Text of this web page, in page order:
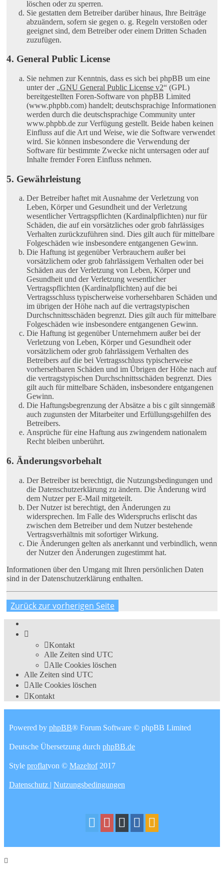
löschen oder zu sperren.
Sie gestatten dem Betreiber darüber hinaus, Ihre Beiträge
abzuändern, sofern sie gegen o. g. Regeln verstoßen oder
geeignet sind, dem Betreiber oder einem Dritten Schaden
zuzufügen.
4. General Public License
Sie nehmen zur Kenntnis, dass es sich bei phpBB um eine
unter der „GNU General Public License v2“ (GPL)
bereitgestellten Foren-Software von phpBB Limited
(www.phpbb.com) handelt; deutschsprachige Informationen
werden durch die deutschsprachige Community unter
www.phpbb.de zur Verfügung gestellt. Beide haben keinen
Einfluss auf die Art und Weise, wie die Software verwendet
wird. Sie können insbesondere die Verwendung der
Software für bestimmte Zwecke nicht untersagen oder auf
Inhalte fremder Foren Einfluss nehmen.
5. Gewährleistung
Der Betreiber haftet mit Ausnahme der Verletzung von
Leben, Körper und Gesundheit und der Verletzung
wesentlicher Vertragspflichten (Kardinalpflichten) nur für
Schäden, die auf ein vorsätzliches oder grob fahrlässiges
Verhalten zurückzuführen sind. Dies gilt auch für mittelbare
Folgeschäden wie insbesondere entgangenen Gewinn.
Die Haftung ist gegenüber Verbrauchern außer bei
vorsätzlichem oder grob fahrlässigem Verhalten oder bei
Schäden aus der Verletzung von Leben, Körper und
Gesundheit und der Verletzung wesentlicher
Vertragspflichten (Kardinalpflichten) auf die bei
Vertragsschluss typischerweise vorhersehbaren Schäden und
im übrigen der Höhe nach auf die vertragstypischen
Durchschnittsschäden begrenzt. Dies gilt auch für mittelbare
Folgeschäden wie insbesondere entgangenen Gewinn.
Die Haftung ist gegenüber Unternehmern außer bei der
Verletzung von Leben, Körper und Gesundheit oder
vorsätzlichem oder grob fahrlässigem Verhalten des
Betreibers auf die bei Vertragsschluss typischerweise
vorhersehbaren Schäden und im Übrigen der Höhe nach auf
die vertragstypischen Durchschnittsschäden begrenzt. Dies
gilt auch für mittelbare Schäden, insbesondere entgangenen
Gewinn.
Die Haftungsbegrenzung der Absätze a bis c gilt sinngemäß
auch zugunsten der Mitarbeiter und Erfüllungsgehilfen des
Betreibers.
Ansprüche für eine Haftung aus zwingendem nationalem
Recht bleiben unberührt.
6. Änderungsvorbehalt
Der Betreiber ist berechtigt, die Nutzungsbedingungen und
die Datenschutzerklärung zu ändern. Die Änderung wird
dem Nutzer per E-Mail mitgeteilt.
Der Nutzer ist berechtigt, den Änderungen zu
widersprechen. Im Falle des Widerspruchs erlischt das
zwischen dem Betreiber und dem Nutzer bestehende
Vertragsverhältnis mit sofortiger Wirkung.
Die Änderungen gelten als anerkannt und verbindlich, wenn
der Nutzer den Änderungen zugestimmt hat.
Informationen über den Umgang mit Ihren persönlichen Daten
sind in der Datenschutzerklärung enthalten.
Zurück zur vorherigen Seite
Kontakt
Alle Zeiten sind UTC
Alle Cookies löschen
Alle Zeiten sind UTC
Alle Cookies löschen
Kontakt
Powered by phpBB® Forum Software © phpBB Limited
Deutsche Übersetzung durch phpBB.de
Style proflatvon © Mazeltof2017
Datenschutz | Nutzungsbedingungen